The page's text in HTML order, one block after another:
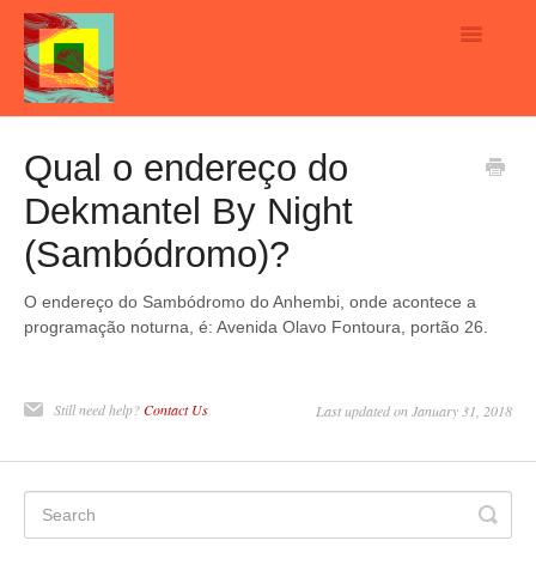
Toggle
English
Português
Qual o endereço do
Dekmantel By Night
(Sambódromo)?
O endereço do Sambódromo do Anhembi, onde acontece a
programação noturna, é: Avenida Olavo Fontoura, portão 26.
Still need help?Contact Us Last updated on January 31, 2018